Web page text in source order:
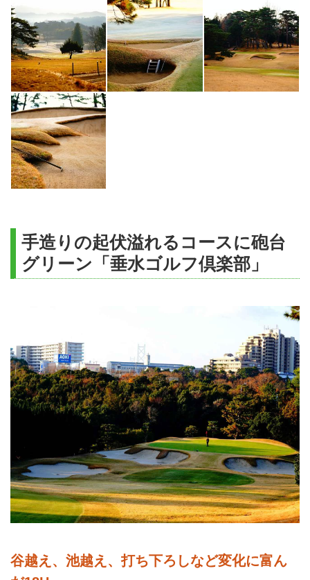
手造りの起伏溢れるコースに砲台
グリーン「垂水ゴルフ倶楽部」
谷越え、池越え、打ち下ろしなど変化に富ん